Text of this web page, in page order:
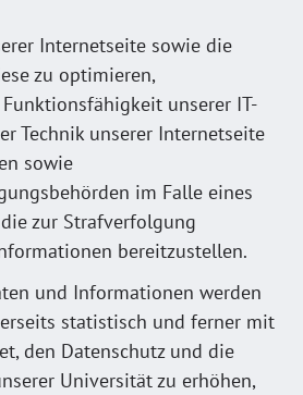
Internetseite sowie die
zu optimieren,
unserer IT-
Technik unserer Internetseite
sowie
im Falle eines
zur Strafverfolgung
bereitzustellen.
und Informationen werden
statistisch und ferner mit
den Datenschutz und die
Universität zu erhöhen,